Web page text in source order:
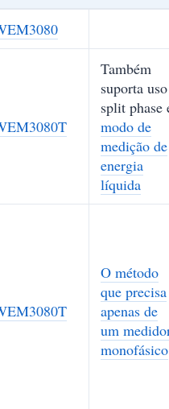
Também
suporta uso
split phase
modo de
medição de
energia
líquida
O método
que precisa
apenas de
um
monofásico